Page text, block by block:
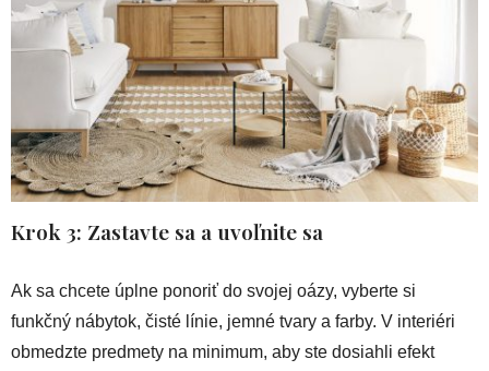
Krok 3: Zastavte sa a uvoľnite sa
Ak sa chcete úplne ponoriť do svojej oázy, vyberte si
funkčný nábytok, čisté línie, jemné tvary a farby. V interiéri
obmedzte predmety na minimum, aby ste dosiahli efekt